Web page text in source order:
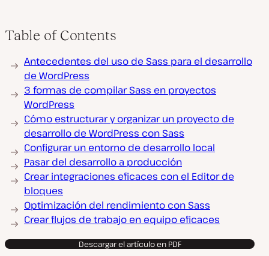
Table of Contents
Antecedentes del uso de Sass para el desarrollo
de WordPress
3 formas de compilar Sass en proyectos
WordPress
Cómo estructurar y organizar un proyecto de
desarrollo de WordPress con Sass
Configurar un entorno de desarrollo local
Pasar del desarrollo a producción
Crear integraciones eficaces con el Editor de
bloques
Optimización del rendimiento con Sass
Crear flujos de trabajo en equipo eficaces
Descargar el artículo en PDF